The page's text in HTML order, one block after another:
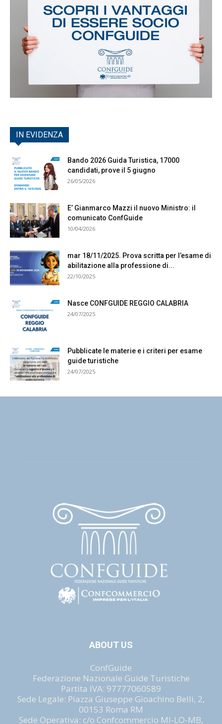
IN EVIDENZA
Bando 2026 Guida Turistica, 17000
candidati, prove il 5 giugno
26/05/2026
E’ Gianmarco Mazzi il nuovo Ministro: il
comunicato ConfGuide
10/04/2026
mar 18/11/2025. Prova scritta per l’esame di
abilitazione alla professione di...
22/10/2025
Nasce CONFGUIDE REGGIO CALABRIA
24/07/2025
Pubblicate le materie e i criteri per esame
guide turistiche
24/07/2025
ABOUT US
ConfGuide
Federazione Nazionale Guide Turistiche
Partita IVA: 97777060589
Sede Legale: Piazza Giuseppe Gioachino Belli, 2,
00153 Roma RM
Sede Operativa: c/o Confcommercio MI-LO-MB,